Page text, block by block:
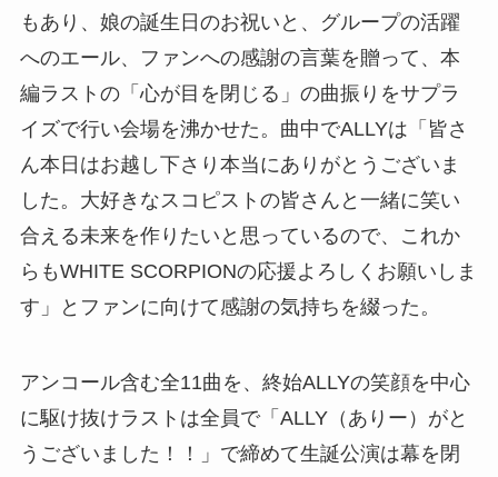
もあり、娘の誕生日のお祝いと、グループの活躍
へのエール、ファンへの感謝の言葉を贈って、本
編ラストの「心が目を閉じる」の曲振りをサプラ
イズで行い会場を沸かせた。曲中でALLYは「皆さ
ん本日はお越し下さり本当にありがとうございま
した。大好きなスコピストの皆さんと一緒に笑い
合える未来を作りたいと思っているので、これか
らもWHITE SCORPIONの応援よろしくお願いしま
す」とファンに向けて感謝の気持ちを綴った。
アンコール含む全11曲を、終始ALLYの笑顔を中心
に駆け抜けラストは全員で「ALLY（ありー）がと
うございました！！」で締めて生誕公演は幕を閉